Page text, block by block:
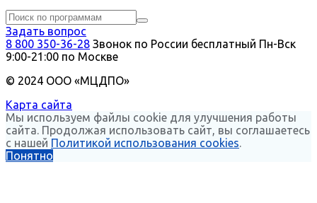
Задать вопрос
8 800 350-36-28 Звонок по России бесплатный Пн-Вск
9:00-21:00 по Москве
© 2024 ООО «МЦДПО»
Карта сайта
Мы используем файлы cookie для улучшения работы
сайта. Продолжая использовать сайт, вы соглашаетесь
с нашей Политикой использования cookies.
Понятно